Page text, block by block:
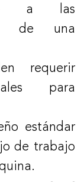
a las
de una
requerir
para
estándar
de trabajo